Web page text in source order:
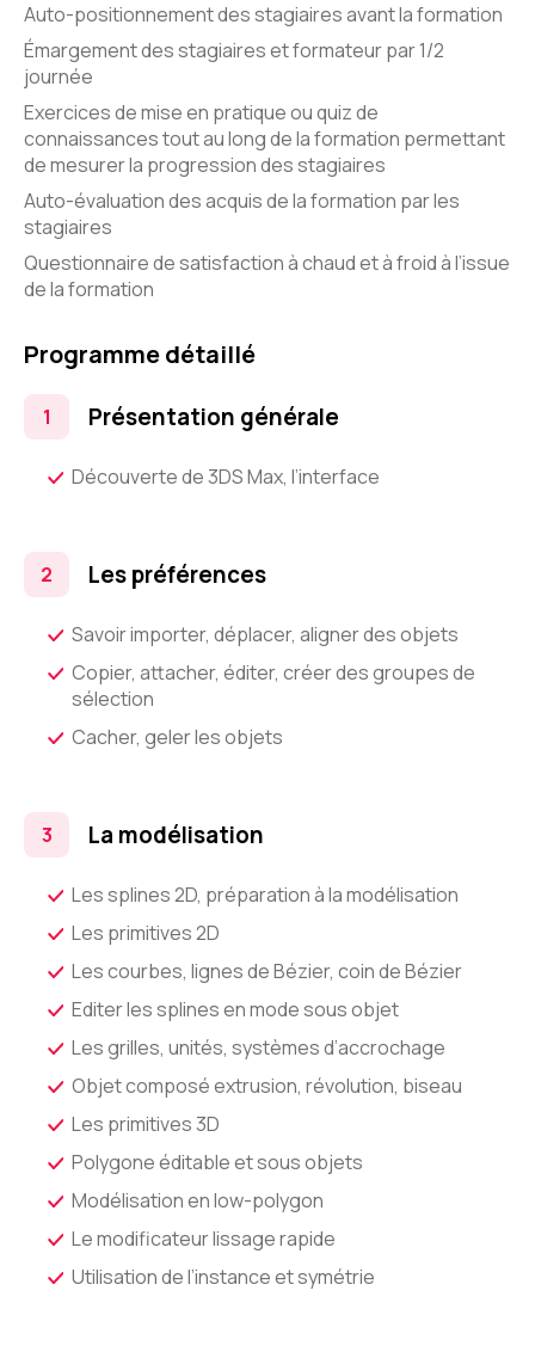
Auto-positionnement des stagiaires avant la formation
Émargement des stagiaires et formateur par 1/2
journée
Exercices de mise en pratique ou quiz de
connaissances tout au long de la formation permettant
de mesurer la progression des stagiaires
Auto-évaluation des acquis de la formation par les
stagiaires
Questionnaire de satisfaction à chaud et à froid à l’issue
de la formation
Programme détaillé
Présentation générale
Découverte de 3DS Max, l’interface
Les préférences
Savoir importer, déplacer, aligner des objets
Copier, attacher, éditer, créer des groupes de
sélection
Cacher, geler les objets
La modélisation
Les splines 2D, préparation à la modélisation
Les primitives 2D
Les courbes, lignes de Bézier, coin de Bézier
Editer les splines en mode sous objet
Les grilles, unités, systèmes d’accrochage
Objet composé extrusion, révolution, biseau
Les primitives 3D
Polygone éditable et sous objets
Modélisation en low-polygon
Le modificateur lissage rapide
Utilisation de l’instance et symétrie